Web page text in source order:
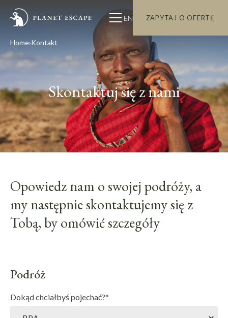
EN ZAPYTAJ O OFERTĘ
Home Kontakt
Skontaktuj się z nami
Opowiedz nam o swojej podróży, a
my następnie skontaktujemy się z
Tobą, by omówić szczegóły
Podróż
Dokąd chciałbyś pojechać?*